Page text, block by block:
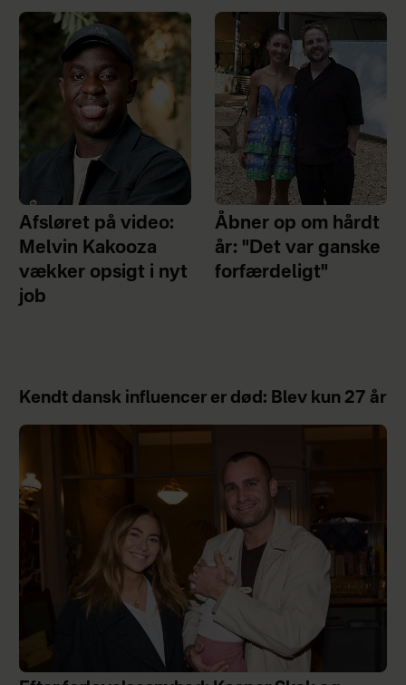
Afsløret på video:
Melvin Kakooza
vækker opsigt i nyt
job
Åbner op om hårdt
år: "Det var ganske
forfærdeligt"
Kendt dansk influencer er død: Blev kun 27 år